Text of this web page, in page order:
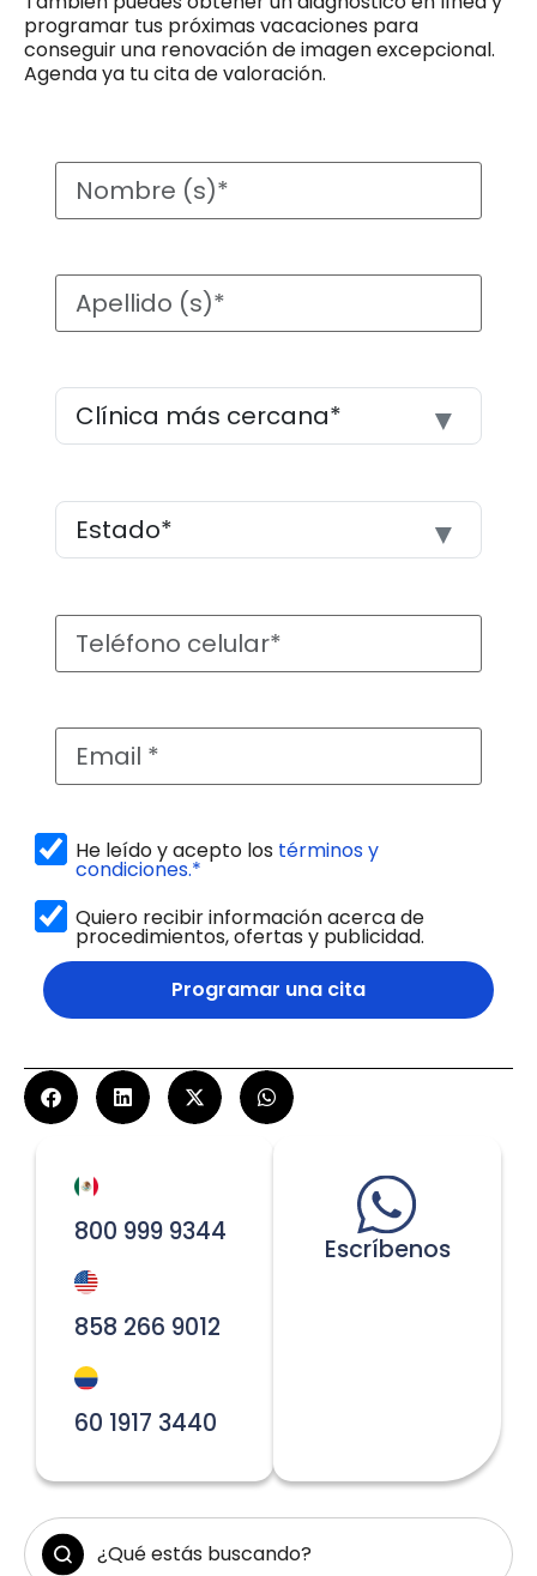
programar tus próximas vacaciones para
conseguir una renovación de imagen excepcional.
Agenda ya tu cita de valoración.
He leído y acepto los términos y
condiciones.*
Quiero recibir información acerca de
procedimientos, ofertas y publicidad.
Programar una cita
800 999 9344
858 266 9012
60 1917 3440
Escríbenos